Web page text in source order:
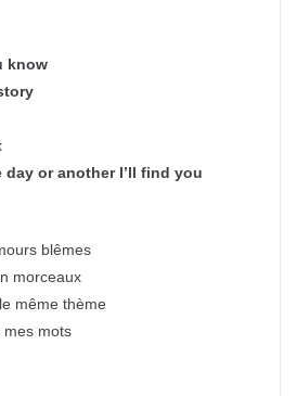
know
day or another I’ll find you
blêmes
morceaux
même thème
mes mots